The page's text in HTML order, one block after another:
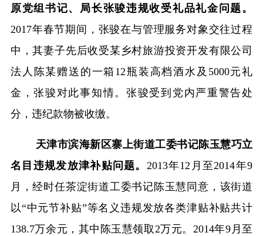
原党组书记、局长张骏违规收受礼品礼金问题。
2017年春节期间，张骏在与管理服务对象交往过程
中，其妻子先后收受某乡村旅游投资开发有限公司
法人陈某赠送的一箱 12瓶装高档酒水及 5000元礼
金，张骏对此事知情。张骏受到党内严重警告处
分，违纪款物被收缴。
天津市滨海新区寨上街道工委书记陈玉慧巧立
名目违规发放津补贴问题。 2013年12 月至2014年9
月，经时任茶淀街道工委书记陈玉慧同意，该街道
以“中元节补贴”等名义违规发放各类津贴补贴共计
138.7万余元，其中陈玉慧领取2万元。 2014年9 月至